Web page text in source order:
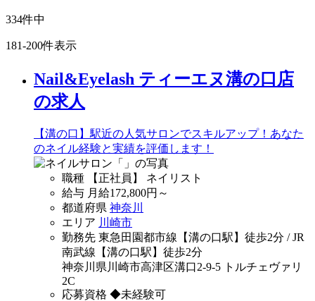
334件中
181-200件表示
Nail&Eyelash ティーエヌ溝の口店
の求人
【溝の口】駅近の人気サロンでスキルアップ！あなた
のネイル経験と実績を評価します！
職種
【正社員】 ネイリスト
給与 月給172,800円～
都道府県 神奈川
エリア 川崎市
勤務先 東急田園都市線【溝の口駅】徒歩2分 / JR
南武線【溝の口駅】徒歩2分
神奈川県川崎市高津区溝口2-9-5 トルチェヴァリ
2C
応募資格 ◆未経験可